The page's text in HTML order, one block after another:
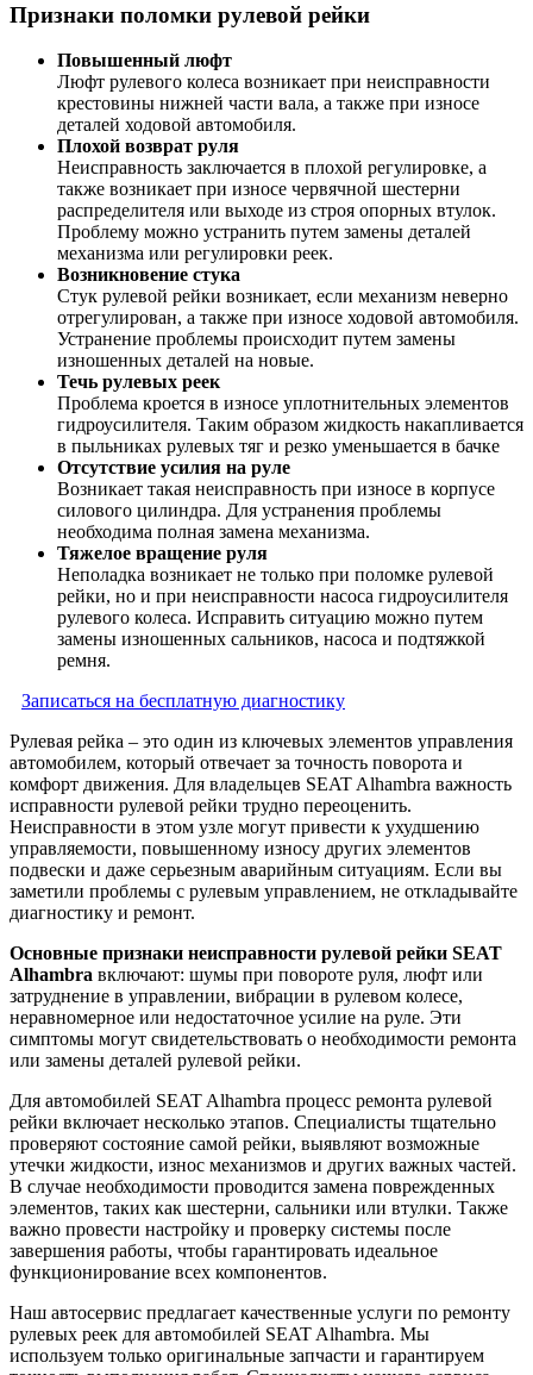
Признаки поломки рулевой рейки
Повышенный люфт
Люфт рулевого колеса возникает при неисправности
крестовины нижней части вала, а также при износе
деталей ходовой автомобиля.
Плохой возврат руля
Неисправность заключается в плохой регулировке, а
также возникает при износе червячной шестерни
распределителя или выходе из строя опорных втулок.
Проблему можно устранить путем замены деталей
механизма или регулировки реек.
Возникновение стука
Стук рулевой рейки возникает, если механизм неверно
отрегулирован, а также при износе ходовой автомобиля.
Устранение проблемы происходит путем замены
изношенных деталей на новые.
Течь рулевых реек
Проблема кроется в износе уплотнительных элементов
гидроусилителя. Таким образом жидкость накапливается
в пыльниках рулевых тяг и резко уменьшается в бачке
Отсутствие усилия на руле
Возникает такая неисправность при износе в корпусе
силового цилиндра. Для устранения проблемы
необходима полная замена механизма.
Тяжелое вращение руля
Неполадка возникает не только при поломке рулевой
рейки, но и при неисправности насоса гидроусилителя
рулевого колеса. Исправить ситуацию можно путем
замены изношенных сальников, насоса и подтяжкой
ремня.
Записаться на бесплатную диагностику
Рулевая рейка – это один из ключевых элементов управления
автомобилем, который отвечает за точность поворота и
комфорт движения. Для владельцев SEAT Alhambra важность
исправности рулевой рейки трудно переоценить.
Неисправности в этом узле могут привести к ухудшению
управляемости, повышенному износу других элементов
подвески и даже серьезным аварийным ситуациям. Если вы
заметили проблемы с рулевым управлением, не откладывайте
диагностику и ремонт.
Основные признаки неисправности рулевой рейки SEAT
Alhambra включают: шумы при повороте руля, люфт или
затруднение в управлении, вибрации в рулевом колесе,
неравномерное или недостаточное усилие на руле. Эти
симптомы могут свидетельствовать о необходимости ремонта
или замены деталей рулевой рейки.
Для автомобилей SEAT Alhambra процесс ремонта рулевой
рейки включает несколько этапов. Специалисты тщательно
проверяют состояние самой рейки, выявляют возможные
утечки жидкости, износ механизмов и других важных частей.
В случае необходимости проводится замена поврежденных
элементов, таких как шестерни, сальники или втулки. Также
важно провести настройку и проверку системы после
завершения работы, чтобы гарантировать идеальное
функционирование всех компонентов.
Наш автосервис предлагает качественные услуги по ремонту
рулевых реек для автомобилей SEAT Alhambra. Мы
используем только оригинальные запчасти и гарантируем